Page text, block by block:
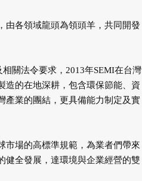
由各領域龍頭為領頭羊，共同開發
關法令要求，2013年SEMI在台灣
造的在地深耕，包含環保節能、資
產業的團結，更具備能力制定及實
市場的高標準規範，為業者們帶來
健全發展，達環境與企業經營的雙